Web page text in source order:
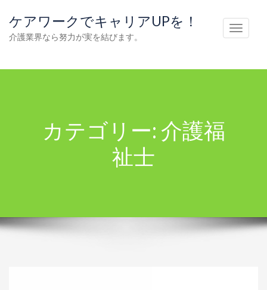
ケアワークでキャリアUPを！
介護業界なら努力が実を結びます。
T
a
t
カテゴリー: 介護福
祉士